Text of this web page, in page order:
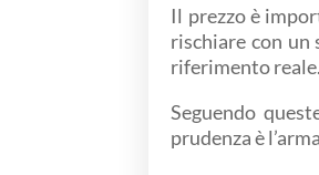
Il prezzo è
rischiare con un
riferimento reale.
Seguendo
prudenza è